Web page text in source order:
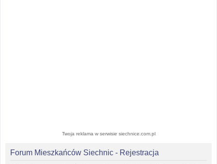
Twoja reklama w serwisie siechnice.com.pl
Forum Mieszkańców Siechnic - Rejestracja